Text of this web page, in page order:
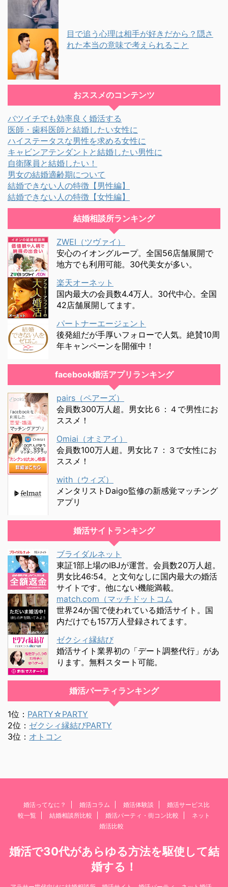
目で追う心理は相手が好きだから？隠さ
れた本当の意味で考えられること
おススメのコンテンツ
バツイチでも効率良く婚活する
医師・歯科医師と結婚したい女性に
ハイステータスな男性を求める女性に
キャビンアテンダントと結婚したい男性に
自衛隊員と結婚したい！
男女の結婚適齢期について
結婚できない人の特徴【男性編】
結婚できない人の特徴【女性編】
結婚相談所ランキング
ZWEI（ツヴァイ）
安心のイオングループ。全国56店舗展開で
地方でも利用可能。30代美女が多い。
楽天オーネット
国内最大の会員数4.4万人。30代中心。全国
42店舗展開してます。
パートナーエージェント
後発組だが手厚いフォローで人気。絶賛10周
年キャンペーンを開催中！
facebook婚活アプリランキング
pairs（ペアーズ）
会員数300万人超。男女比６：４で男性にお
ススメ！
Omiai（オミアイ）
会員数100万人超。男女比７：３で女性にお
ススメ！
with（ウィズ）
メンタリストDaigo監修の新感覚マッチング
アプリ
婚活サイトランキング
ブライダルネット
東証1部上場のIBJが運営。会員数20万人超。
男女比46:54。と文句なしに国内最大の婚活
サイトです。他にない機能満載。
match.com（マッチドットコム
世界24か国で使われている婚活サイト。国
内だけでも157万人登録されてます。
ゼクシィ縁結び
婚活サイト業界初の「デート調整代行」があ
ります。無料スタート可能。
婚活パーティランキング
1位： PARTY☆PARTY
2位： ゼクシィ縁結びPARTY
3位： オトコン
婚活ってなに？ 婚活コラム 婚活体験談
婚活サービス比
較一覧
結婚相談所比較 婚活パーティ・街コン比較
ネット
婚活比較
婚活で30代があらゆる方法を駆使して結
婚する！